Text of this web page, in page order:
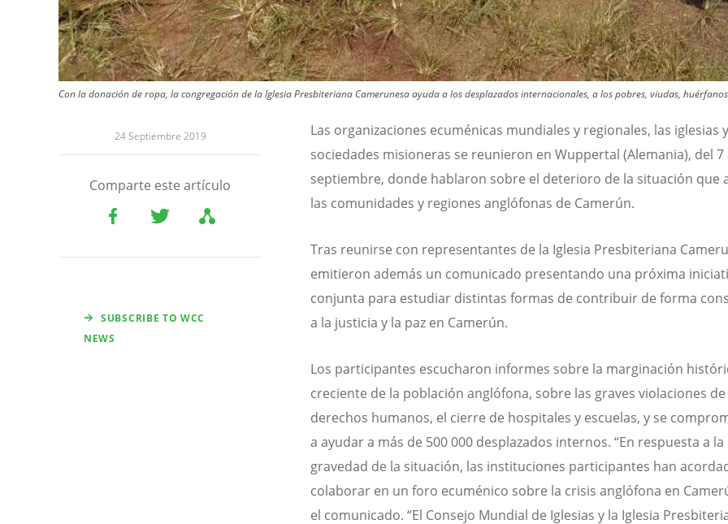
Con la donación de ropa, la congregación de la Iglesia Presbiteriana Camerunesa ayuda a los desplazados internacionales, a los pobres, viudas,
24 Septiembre 2019
Comparte este artículo
SUBSCRIBE TO WCC
NEWS
Las organizaciones ecuménicas mundiales y regionales, las iglesias
sociedades misioneras se reunieron en Wuppertal (Alemania), del 7
septiembre, donde hablaron sobre el deterioro de la situación que
las comunidades y regiones anglófonas de Camerún.
Tras reunirse con representantes de la Iglesia Presbiteriana
emitieron además un comunicado presentando una próxima
conjunta para estudiar distintas formas de contribuir de forma
a la justicia y la paz en Camerún.
Los participantes escucharon informes sobre la marginación
creciente de la población anglófona, sobre las graves violaciones de
derechos humanos, el cierre de hospitales y escuelas, y se
a ayudar a más de 500 000 desplazados internos. “En respuesta a la
gravedad de la situación, las instituciones participantes han
colaborar en un foro ecuménico sobre la crisis anglófona en
el comunicado. “El Consejo Mundial de Iglesias y la Iglesia